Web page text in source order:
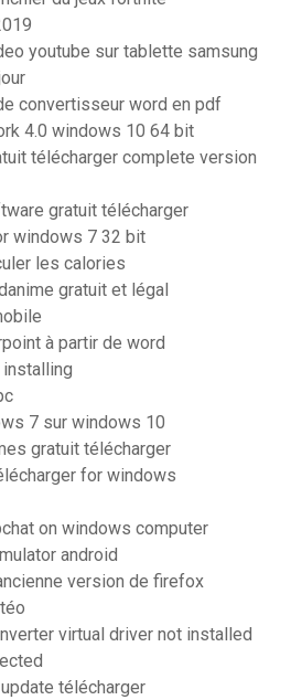
youtube sur tablette samsung
convertisseur word en pdf
4.0 windows 10 64 bit
télécharger complete version
gratuit télécharger
windows 7 32 bit
les calories
gratuit et légal
à partir de word
7 sur windows 10
gratuit télécharger
for windows
on windows computer
android
version de firefox
virtual driver not installed
télécharger